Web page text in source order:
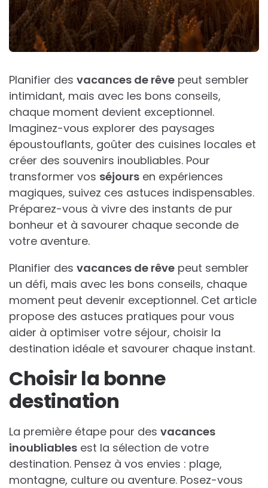
Planifier des vacances de rêve peut sembler
intimidant, mais avec les bons conseils,
chaque moment devient exceptionnel.
Imaginez-vous explorer des paysages
époustouflants, goûter des cuisines locales et
créer des souvenirs inoubliables. Pour
transformer vos séjours en expériences
magiques, suivez ces astuces indispensables.
Préparez-vous à vivre des instants de pur
bonheur et à savourer chaque seconde de
votre aventure.
Planifier des vacances de rêve peut sembler
un défi, mais avec les bons conseils, chaque
moment peut devenir exceptionnel. Cet article
propose des astuces pratiques pour vous
aider à optimiser votre séjour, choisir la
destination idéale et savourer chaque instant.
Choisir la bonne
destination
La première étape pour des vacances
inoubliables est la sélection de votre
destination. Pensez à vos envies : plage,
montagne, culture ou aventure. Posez-vous